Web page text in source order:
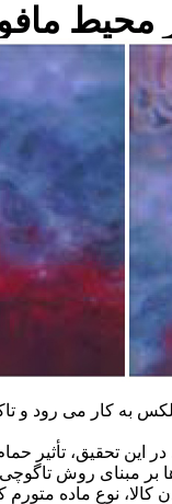
در محيط
به كار می رود و
تحقيق، تأثير
نوع ماده